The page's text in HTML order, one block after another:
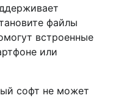
файлы
встроенные
или
софт не может